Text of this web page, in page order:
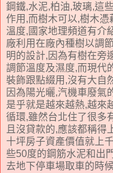
鋼鐵,水泥,柏油,玻璃,這
作用,而樹木可以,樹木
溫度,國家地理頻道有介
廠利用在廠內種樹以調
明的設計,因為有樹在旁
調節溫度及濕度,而現代
裝飾跟點綴用,沒有大自
因為陽光曬,汽機車廢氣
是乎就是越來越熱,越來
循環,雖然台北住了很多
且沒貸款的,應該都稱得
十坪房子資產價值就上
些50度的鋼筋水泥和出
去地下停車場取車的時